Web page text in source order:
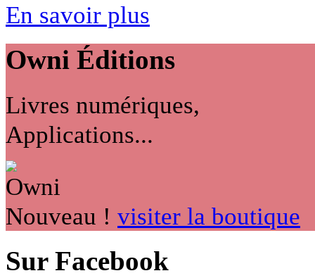
En savoir plus
Owni Éditions
Livres numériques,
Applications...
Nouveau ! visiter la boutique
Sur Facebook